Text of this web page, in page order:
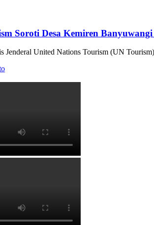
Soroti Desa Kemiren
Jenderal United Nations Tourism (UN